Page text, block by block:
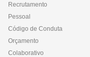
Recrutamento
Pessoal
Código de Conduta
Orçamento
Colaborativo